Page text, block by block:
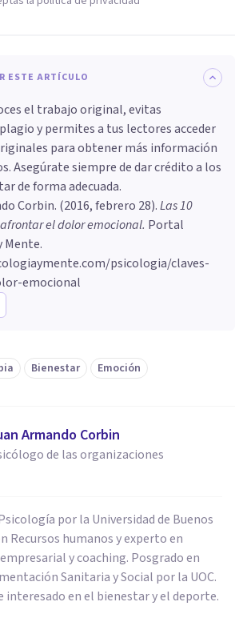
ESTE ARTÍCULO
el trabajo original, evitas
y permites a tus lectores acceder
para obtener más información
Asegúrate siempre de dar crédito a los
de forma adecuada.
Corbin. (2016, febrero 28).​Las 10
el dolor emocional. Portal
Mente.
psicologia/claves-
emocional
Bienestar Emoción
Armando Corbin
de las organizaciones
por la Universidad de Buenos
Recursos humanos y experto en
y coaching. Posgrado en
Sanitaria y Social por la UOC.
interesado en el bienestar y el deporte.